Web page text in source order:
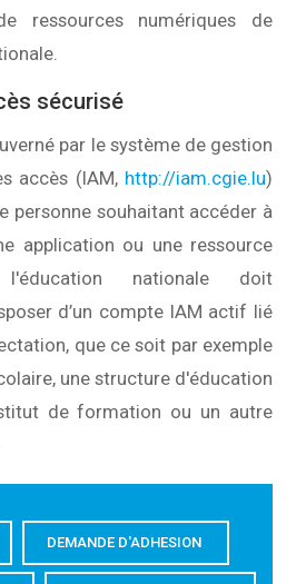
ressources numériques de
sécurisé
par le système de gestion
accès (IAM, http://iam.cgie.lu)
personne souhaitant accéder à
application ou une ressource
nationale doit
d’un compte IAM actif lié
que ce soit par exemple
une structure d'éducation
de formation ou un autre
DEMANDE D'ADHESION